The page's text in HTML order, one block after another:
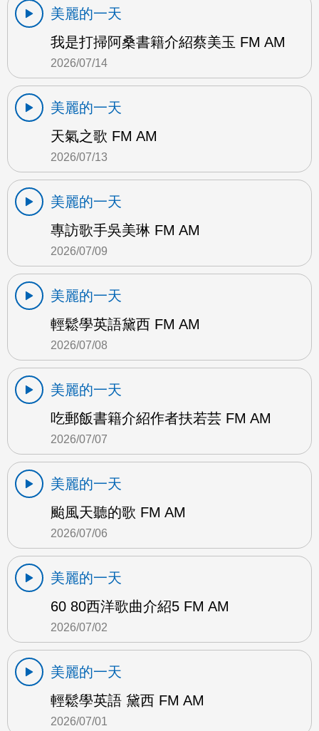
美麗的一天
我是打掃阿桑書籍介紹蔡美玉 FM AM
2026/07/14
美麗的一天
天氣之歌 FM AM
2026/07/13
美麗的一天
專訪歌手吳美琳 FM AM
2026/07/09
美麗的一天
輕鬆學英語黛西 FM AM
2026/07/08
美麗的一天
吃郵飯書籍介紹作者扶若芸 FM AM
2026/07/07
美麗的一天
颱風天聽的歌 FM AM
2026/07/06
美麗的一天
60 80西洋歌曲介紹5 FM AM
2026/07/02
美麗的一天
輕鬆學英語 黛西 FM AM
2026/07/01